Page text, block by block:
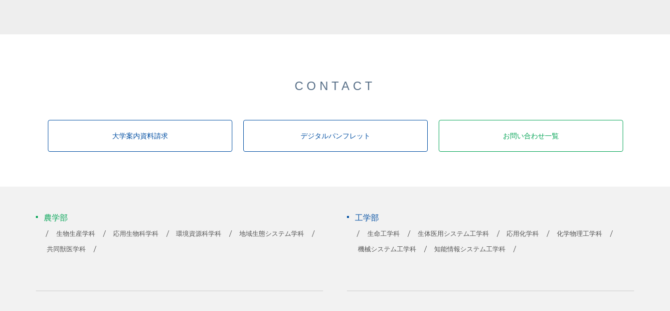
CONTACT
大学案内資料請求 デジタルパンフレット お問い合わせ一覧
農学部
生物生産学科 応用生物科学科 環境資源科学科 地域生態システム学科
共同獣医学科
工学部
生命工学科 生体医用システム工学科 応用化学科 化学物理工学科
機械システム工学科 知能情報システム工学科